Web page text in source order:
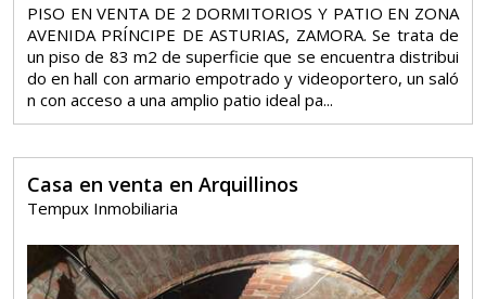
PISO EN VENTA DE 2 DORMITORIOS Y PATIO EN ZONA
AVENIDA PRÍNCIPE DE ASTURIAS, ZAMORA. Se trata de
un piso de 83 m2 de superficie que se encuentra distribui
do en hall con armario empotrado y videoportero, un saló
n con acceso a una amplio patio ideal pa...
Casa en venta en Arquillinos
Tempux Inmobiliaria